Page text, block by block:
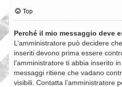
Top
Perché il mio messaggio deve
L’amministratore può decidere
inseriti devono prima essere
l’amministratore ti abbia inserito
messaggi ritiene che vadano
visibili. Contatta l’amministratore